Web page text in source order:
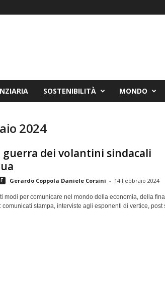
SOSTENIBILITÀ MONDO
2024
guerra dei volantini sindacali
Gerardo Coppola Daniele Corsini - 14 Febbraio 2024
modi per comunicare nel mondo della economia, della
stampa, interviste agli esponenti di vertice, post